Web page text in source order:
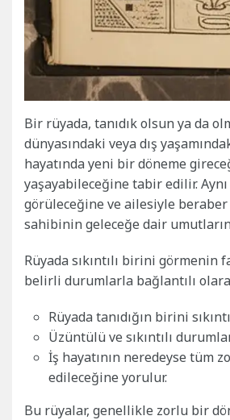
Bir rüyada, tanıdık olsun ya da
dünyasındaki veya dış
hayatında yeni bir döneme
yaşayabileceğine tabir edilir.
görüleceğine ve ailesiyle
sahibinin geleceğe dair
Rüyada sıkıntılı birini görmenin
belirli durumlarla bağlantılı
Rüyada tanıdığın birini
Üzüntülü ve sıkıntılı
İş hayatının neredeyse tüm
edileceğine yorulur.
Bu rüyalar, genellikle zorlu bir